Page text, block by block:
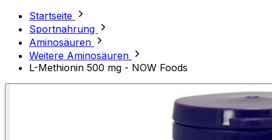
Startseite
Sportnahrung
Aminosäuren
Weitere Aminosäuren
L-Methionin 500 mg - NOW Foods